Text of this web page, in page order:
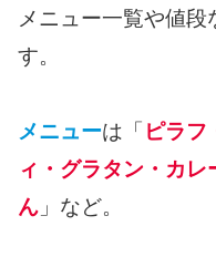
メニュー一覧や値段
す。
メニューは「 ピラフ
ィ・グラタン・カ
ん 」など。